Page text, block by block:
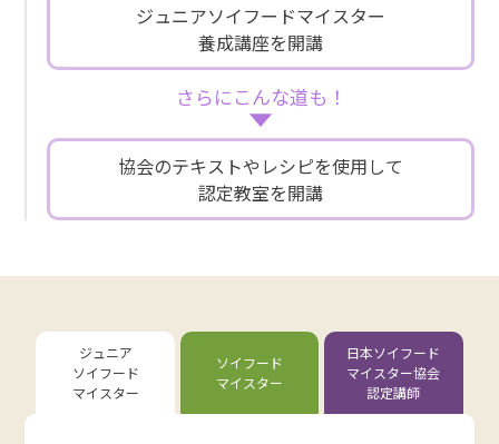
ジュニアソイフードマイスター
養成講座を開講
さらにこんな道も！
協会のテキストやレシピを使用して
認定教室を開講
ジュニア
ソイフード
マイスター
ソイフード
マイスター
日本ソイフード
マイスター協会
認定講師